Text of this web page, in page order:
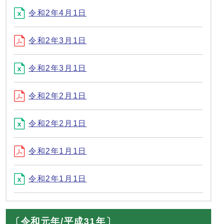
令和2年4月1日
令和2年3月1日
令和2年3月1日
令和2年2月1日
令和2年2月1日
令和2年1月1日
令和2年1月1日
〔令和元年/平成31年〕